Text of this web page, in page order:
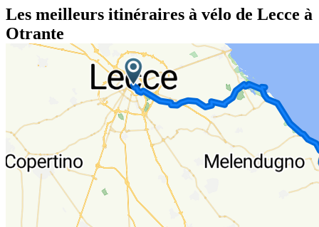
Les meilleurs itinéraires à vélo de Lecce à
Otrante